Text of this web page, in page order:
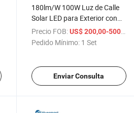
180lm/W 100W Luz de Calle
Solar LED para Exterior con
Sensor de Movimiento
Precio FOB: US$ 200,00-500,00
Pedido Mínimo: 1 Set
Enviar Consulta